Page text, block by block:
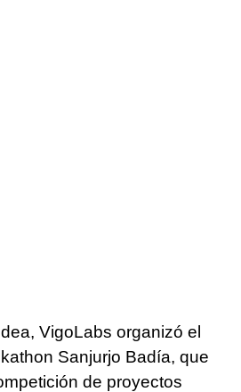
VigoLabs organizó el
Sanjurjo Badía, que
de proyectos